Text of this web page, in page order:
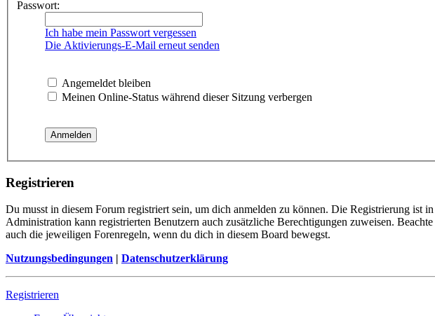
Passwort:
Ich habe mein Passwort vergessen
Die Aktivierungs-E-Mail erneut senden
Angemeldet bleiben
Meinen Online-Status während dieser Sitzung verbergen
Registrieren
Du musst in diesem Forum registriert sein, um dich anmelden zu können. Die Registrierung
Administration kann registrierten Benutzern auch zusätzliche Berechtigungen zuweisen.
auch die jeweiligen Forenregeln, wenn du dich in diesem Board bewegst.
Nutzungsbedingungen | Datenschutzerklärung
Registrieren